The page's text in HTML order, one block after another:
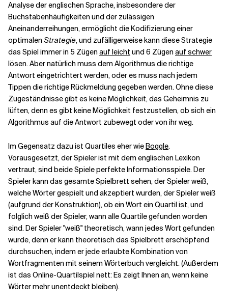
Analyse der englischen Sprache, insbesondere der
Buchstabenhäufigkeiten und der zulässigen
Aneinanderreihungen, ermöglicht die Kodifizierung einer
optimalen Strategie, und zufälligerweise kann diese Strategie
das Spiel immer in 5 Zügen auf leicht und 6 Zügen auf schwer
lösen. Aber natürlich muss dem Algorithmus die richtige
Antwort eingetrichtert werden, oder es muss nach jedem
Tippen die richtige Rückmeldung gegeben werden. Ohne diese
Zugeständnisse gibt es keine Möglichkeit, das Geheimnis zu
lüften, denn es gibt keine Möglichkeit festzustellen, ob sich ein
Algorithmus auf die Antwort zubewegt oder von ihr weg.
Im Gegensatz dazu ist Quartiles eher wieBoggle.
Vorausgesetzt, der Spieler ist mit dem englischen Lexikon
vertraut, sind beide Spiele perfekte Informationsspiele. Der
Spieler kann das gesamte Spielbrett sehen, der Spieler weiß,
welche Wörter gespielt und akzeptiert wurden, der Spieler weiß
(aufgrund der Konstruktion), ob ein Wort ein Quartil ist, und
folglich weiß der Spieler, wann alle Quartile gefunden worden
sind. Der Spieler "weiß" theoretisch, wann jedes Wort gefunden
wurde, denn er kann theoretisch das Spielbrett erschöpfend
durchsuchen, indem er jede erlaubte Kombination von
Wortfragmenten mit seinem Wörterbuch vergleicht. (Außerdem
ist das Online-Quartilspiel nett: Es zeigt Ihnen an, wenn keine
Wörter mehr unentdeckt bleiben).